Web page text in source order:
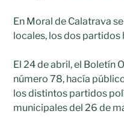
En Moral de Calatrava
locales, los dos partidos
El 24 de abril, el Boletín
número 78, hacía
los distintos partidos
municipales del 26 de